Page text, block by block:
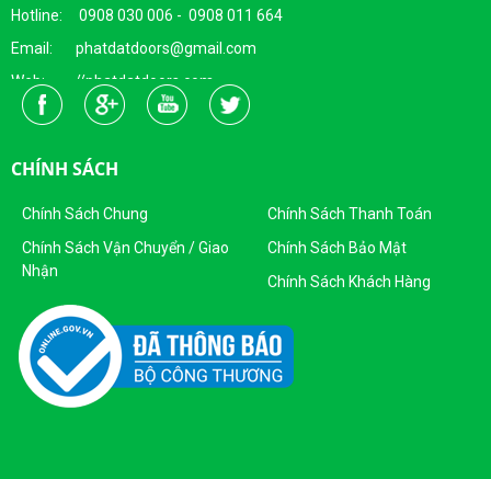
Hotline: 0908 030 006 - 0908 011 664
Email: phatdatdoors@gmail.com
Web: //phatdatdoors.com
Fanpage : https://www.facebook.com/cuaphatdat
DKKD: 0313215412
Ngày Cấp: 16/04/2015
Nơi Cấp: Sở KHĐT Thành Phố Hồ Chí Minh
Sản Phẩm Của Công Ty TNHH SX - TM CỬA PHÁT ĐẠT
CHÍNH SÁCH
Chính Sách Chung
Chính Sách Thanh Toán
Chính Sách Vận Chuyển / Giao
Nhận
Chính Sách Bảo Mật
Chính Sách Khách Hàng